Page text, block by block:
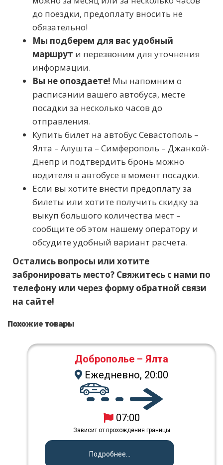
до поездки, предоплату вносить не
обязательно!
Мы подберем для вас удобный
маршрут и перезвоним для уточнения
информации.
Вы не опоздаете! Мы напомним о
расписании вашего автобуса, месте
посадки за несколько часов до
отправления.
Купить билет на автобус Севастополь –
Ялта – Алушта – Симферополь – Джанкой-
Днепр и подтвердить бронь можно
водителя в автобусе в момент посадки.
Если вы хотите внести предоплату за
билеты или хотите получить скидку за
выкуп большого количества мест –
сообщите об этом нашему оператору и
обсудите удобный вариант расчета.
Остались вопросы или хотите
забронировать место? Свяжитесь с нами по
телефону или через форму обратной связи
на сайте!
Похожие товары
Доброполье – Ялта
Ежедневно, 20:00
07:00
Зависит от прохождения границы
Подробнее...